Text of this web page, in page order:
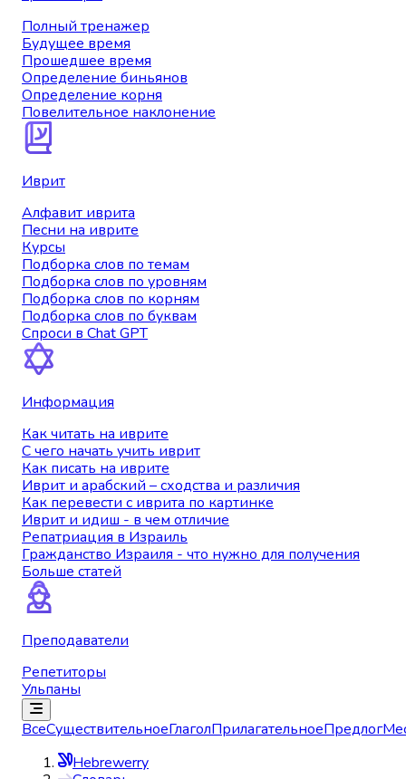
Полный тренажер
Будущее время
Прошедшее время
Определение биньянов
Определение корня
Повелительное наклонение
Иврит
Алфавит иврита
Песни на иврите
Курсы
Подборка слов по темам
Подборка слов по уровням
Подборка слов по корням
Подборка слов по буквам
Спроси в Chat GPT
Информация
Как читать на иврите
С чего начать учить иврит
Как писать на иврите
Иврит и арабский – сходства и различия
Как перевести с иврита по картинке
Иврит и идиш - в чем отличие
Репатриация в Израиль
Гражданство Израиля - что нужно для получения
Больше статей
Преподаватели
Репетиторы
Ульпаны
ВсеСуществительноеГлаголПрилагательноеПредлог
Hebrewerry